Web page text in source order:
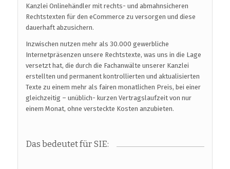
Kanzlei Onlinehändler mit rechts- und abmahnsicheren
Rechtstexten für den eCommerce zu versorgen und diese
dauerhaft abzusichern.
Inzwischen nutzen mehr als 30.000 gewerbliche
Internetpräsenzen unsere Rechtstexte, was uns in die Lage
versetzt hat, die durch die Fachanwälte unserer Kanzlei
erstellten und permanent kontrollierten und aktualisierten
Texte zu einem mehr als fairen monatlichen Preis, bei einer
gleichzeitig – unüblich- kurzen Vertragslaufzeit von nur
einem Monat, ohne versteckte Kosten anzubieten.
Das bedeutet für SIE: